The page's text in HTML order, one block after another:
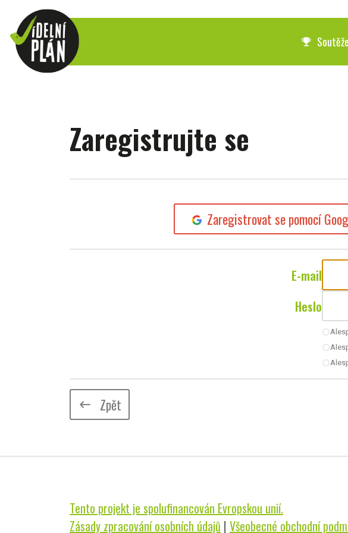
emoji_events Soutěže
Zaregistrujte se
Zaregistrovat se pomocí
E-mail
Heslo
radio_button_unchecked
radio_button_unchecked
radio_button_unchecked
keyboard_backspace Zpět
Tento projekt je spolufinancován Evropskou unií.
Zásady zpracování osobních údajů | Všeobecné obchodní